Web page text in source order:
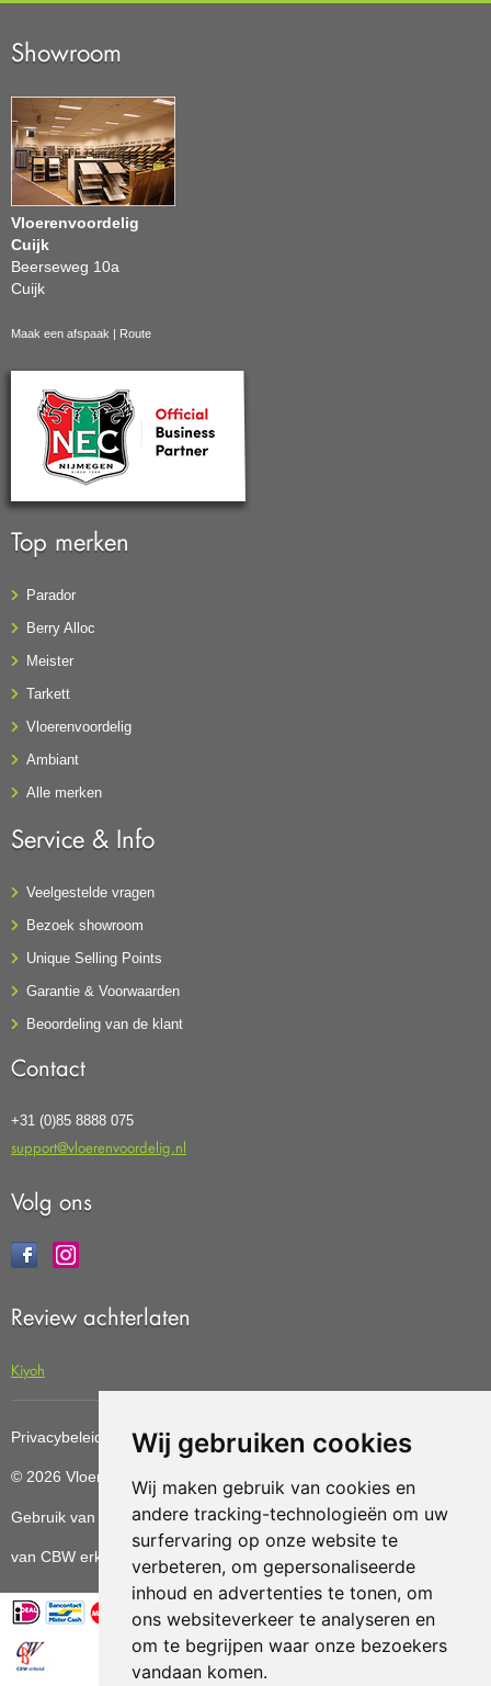
Wij gebruiken cookies
Wij maken gebruik van cookies en
andere tracking-technologieën om uw
surfervaring op onze website te
verbeteren, om gepersonaliseerde
inhoud en advertenties te tonen, om
ons websiteverkeer te analyseren en
om te begrijpen waar onze bezoekers
vandaan komen.
Showroom
Vloerenvoordelig
Cuijk
Beerseweg 10a
Cuijk
Maak een afspaak | Route
Top merken
Parador
Berry Alloc
Meister
Tarkett
Vloerenvoordelig
Ambiant
Alle merken
Service & Info
Veelgestelde vragen
Bezoek showroom
Unique Selling Points
Garantie & Voorwaarden
Beoordeling van de klant
Contact
+31 (0)85 8888 075
support@vloerenvoordelig.nl
Volg ons
Review achterlaten
Kiyoh
Privacybeleid Cookiebeleid Update cookies preferences
© 2026 Vloerenvoordelig
Gebruik van deze site betekent dat u dealgemene voorwaarden
van CBW erkende woonwinkels accepteert.